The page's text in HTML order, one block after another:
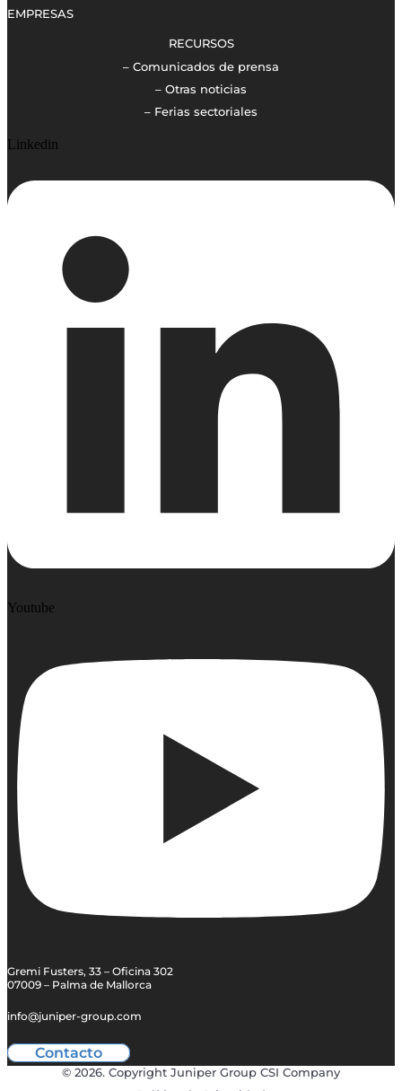
EMPRESAS
RECURSOS
– Comunicados de prensa
– Otras noticias
– Ferias sectoriales
Linkedin
Youtube
Gremi Fusters, 33 – Oficina 302
07009 – Palma de Mallorca
info@juniper-group.com
Contacto
© 2026. Copyright Juniper Group CSI Company